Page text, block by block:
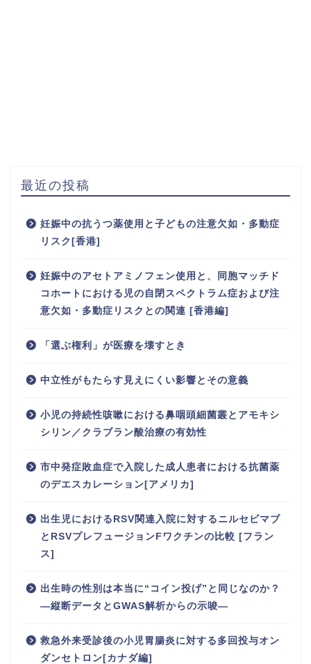
最近の投稿
妊娠中の抗うつ薬使用と子どもの注意欠如・多動症
リスク[香港]
妊娠中のアセトアミノフェン使用と、同胞マッチド
コホートにおける児の自閉スペクトラム症および注
意欠如・多動症リスクとの関連 [香港編]
「選ぶ権利」が医療を壊すとき
中立性がもたらす見えにくい影響とその意義
小児の持続性咳嗽における鼻咽頭細菌叢とアモキシ
シリン／クラブラン酸治療の有効性
市中発症敗血症で入院した成人患者における抗菌薬
のデエスカレーション[アメリカ]
出生児におけるRSV関連入院に対するニルセビマブ
とRSVプレフュージョンFワクチンの比較 [フラン
ス]
出生時の性別は本当に“コイン投げ”と同じなのか？
―縦断データとGWAS解析からの示唆―
救急外来受診後の小児胃腸炎に対する多回投与オン
ダンセトロン[カナダ編]